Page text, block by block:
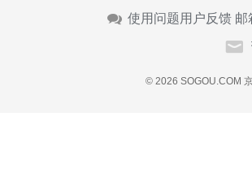
使用问题用户反馈 邮
© 2026 SOGOU.COM